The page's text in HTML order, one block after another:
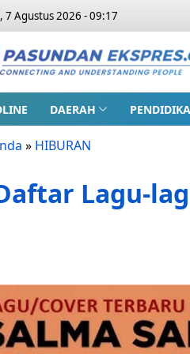
7 Agustus 2026 - 09:17
DAERAH
» HIBURAN
Lagu-